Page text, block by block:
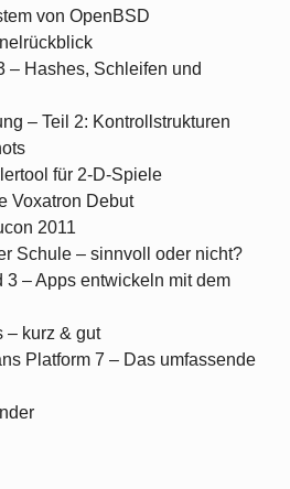
von OpenBSD
– Hashes, Schleifen und
– Teil 2: Kontrollstrukturen
für 2-D-Spiele
Voxatron Debut
2011
Schule – sinnvoll oder nicht?
3 – Apps entwickeln mit dem
– kurz & gut
Platform 7 – Das umfassende